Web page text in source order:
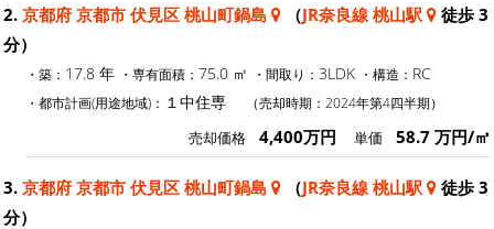
2. 京都府 京都市 伏見区 桃山町鍋島 （JR奈良線 桃山駅
徒歩 3
分）
・築： 17.8 年 ・専有面積： 75.0 ㎡ ・間取り： 3LDK ・構造： RC
・都市計画(用途地域)： １中住専 （売却時期：2024年第4四半期）
売却価格 4,400万円 単価 58.7 万円/㎡
3. 京都府 京都市 伏見区 桃山町鍋島 （JR奈良線 桃山駅
徒歩 3
分）